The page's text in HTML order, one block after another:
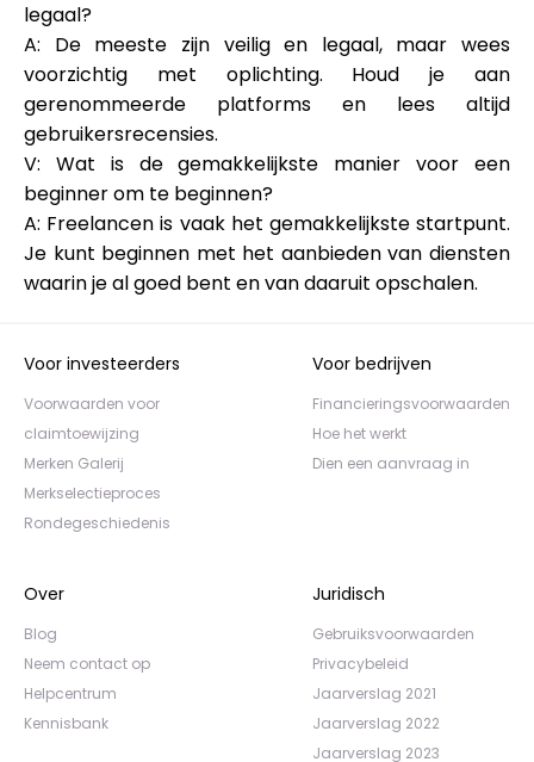
legaal?
A: De meeste zijn veilig en legaal, maar wees
voorzichtig met oplichting. Houd je aan
gerenommeerde platforms en lees altijd
gebruikersrecensies.
V: Wat is de gemakkelijkste manier voor een
beginner om te beginnen?
A: Freelancen is vaak het gemakkelijkste startpunt.
Je kunt beginnen met het aanbieden van diensten
waarin je al goed bent en van daaruit opschalen.
Voor investeerders
Voorwaarden voor
claimtoewijzing
Merken Galerij
Merkselectieproces
Rondegeschiedenis
Voor bedrijven
Financieringsvoorwaarden
Hoe het werkt
Dien een aanvraag in
Over
Blog
Neem contact op
Helpcentrum
Kennisbank
Juridisch
Gebruiksvoorwaarden
Privacybeleid
Jaarverslag 2021
Jaarverslag 2022
Jaarverslag 2023